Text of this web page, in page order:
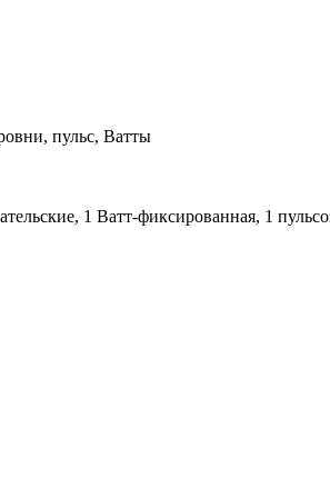
пульс, Ватты
1 Ватт-фиксированная, 1